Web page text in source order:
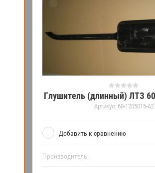
Глушитель (длинный) ЛТЗ
Артикул: 60-1205015-А2
Добавить к сравнению
Производитель: